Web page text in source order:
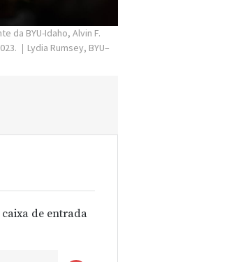
da BYU-Idaho, Alvin F.
Lydia Rumsey, BYU–
caixa de entrada